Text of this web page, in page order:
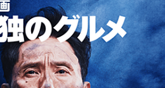
』(2005)
ユースケ・サンタマリア